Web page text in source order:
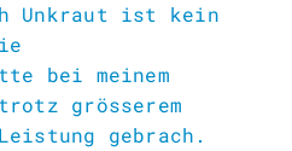
Unkraut ist kein
bei meinem
grösserem
gebrach.